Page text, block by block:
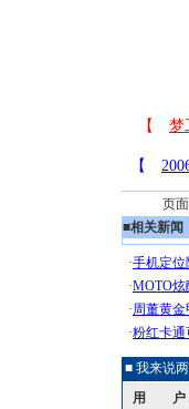
页
■相关新闻
■ 我来说
用 户